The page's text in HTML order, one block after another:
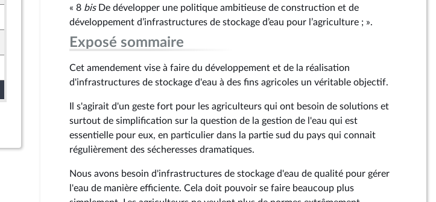
« 8 bisDe développer une politique ambitieuse de construction et de
développement d’infrastructures de stockage d’eau pour l’agriculture ; ».
Exposé sommaire
Cet amendement vise à faire du développement et de la réalisation
d'infrastructures de stockage d'eau à des fins agricoles un véritable objectif.
Il s'agirait d'un geste fort pour les agriculteurs qui ont besoin de solutions et
surtout de simplification sur la question de la gestion de l'eau qui est
essentielle pour eux, en particulier dans la partie sud du pays qui connait
régulièrement des sécheresses dramatiques.
Nous avons besoin d'infrastructures de stockage d'eau de qualité pour gérer
l'eau de manière efficiente. Cela doit pouvoir se faire beaucoup plus